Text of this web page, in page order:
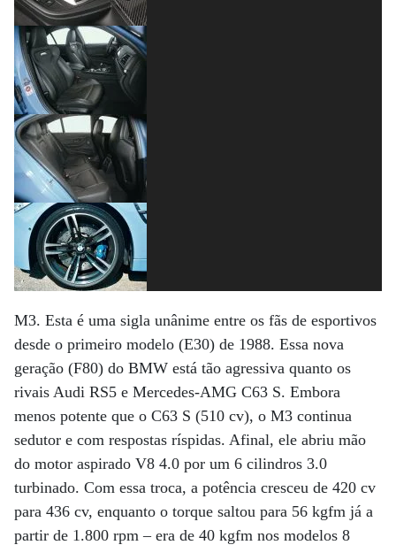
M3. Esta é uma sigla unânime entre os fãs de esportivos
desde o primeiro modelo (E30) de 1988. Essa nova
geração (F80) do BMW está tão agressiva quanto os
rivais Audi RS5 e Mercedes-AMG C63 S. Embora
menos potente que o C63 S (510 cv), o M3 continua
sedutor e com respostas ríspidas. Afinal, ele abriu mão
do motor aspirado V8 4.0 por um 6 cilindros 3.0
turbinado. Com essa troca, a potência cresceu de 420 cv
para 436 cv, enquanto o torque saltou para 56 kgfm já a
partir de 1.800 rpm – era de 40 kgfm nos modelos 8